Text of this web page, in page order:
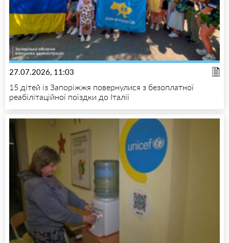
27.07.2026, 11:03
15 дітей із Запоріжжя повернулися з безоплатної
реабілітаційної поїздки до Італії